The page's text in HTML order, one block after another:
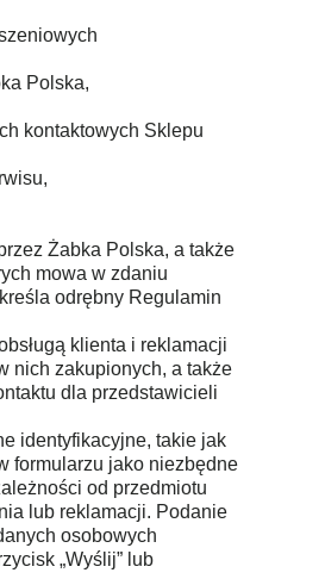
Polska,
kontaktowych Sklepu
Żabka Polska, a także
mowa w zdaniu
odrębny Regulamin
klienta i reklamacji
nich zakupionych, a także
dla przedstawicieli
identyfikacyjne, takie jak
formularzu jako niezbędne
od przedmiotu
lub reklamacji. Podanie
osobowych
„Wyślij” lub